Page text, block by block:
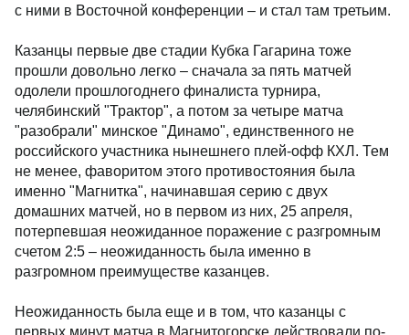
с ними в Восточной конференции – и стал там третьим.
Казанцы первые две стадии Кубка Гагарина тоже
прошли довольно легко – сначала за пять матчей
одолели прошлогоднего финалиста турнира,
челябинский "Трактор", а потом за четыре матча
"разобрали" минское "Динамо", единственного не
российского участника нынешнего плей-офф КХЛ. Тем
не менее, фаворитом этого противостояния была
именно "Магнитка", начинавшая серию с двух
домашних матчей, но в первом из них, 25 апреля,
потерпевшая неожиданное поражение с разгромным
счетом 2:5 – неожиданность была именно в
разгромном преимуществе казанцев.
Неожиданность была еще и в том, что казанцы с
первых минут матча в Магнитогорске действовали по-